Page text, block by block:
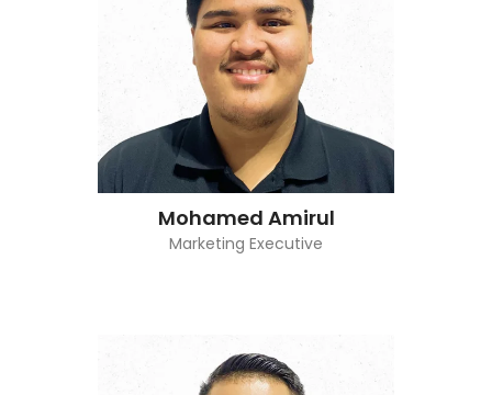
Mohamed Amirul
Marketing Executive